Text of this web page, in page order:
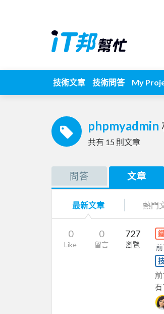
技術文章 技術問答 My
phpmyadmin
共有 15 則文章
問答 文章
最新文章 熱門
0
Like
0
留言
727
瀏覽
前